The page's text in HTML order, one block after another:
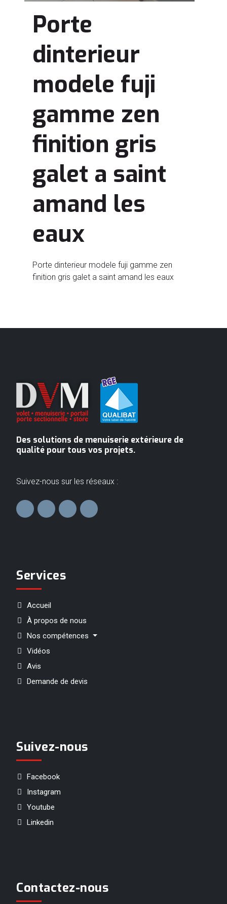
Porte
dinterieur
modele fuji
gamme zen
finition gris
galet a saint
amand les
eaux
Porte dinterieur modele fuji gamme zen
finition gris galet a saint amand les eaux
Des solutions de menuiserie extérieure de
qualité pour tous vos projets.
Suivez-nous sur les réseaux :
Services
Accueil
À propos de nous
Nos compétences
Vidéos
Avis
Demande de devis
Suivez-nous
Facebook
Instagram
Youtube
Linkedin
Contactez-nous